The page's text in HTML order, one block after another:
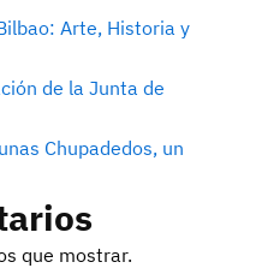
Arte, Historia y
de la Junta de
Chupadedos, un
que mostrar.